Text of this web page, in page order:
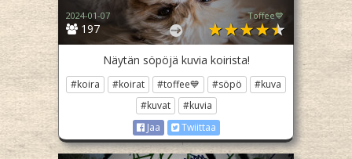
197
2024-01-07 Toffee💙
Näytän söpöjä kuvia koirista!
#koira #koirat #toffee💙 #söpö
#kuva
#kuvat
#kuvia
Jaa
Twiittaa